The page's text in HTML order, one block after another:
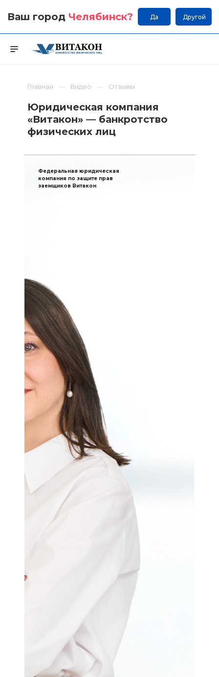
Ваш город Челябинск? Да Другой
Главная Видео Отзывы
Юридическая компания
«Витакон» — банкротство
физических лиц
Федеральная юридическая
компания по защите прав
заемщиков Витакон